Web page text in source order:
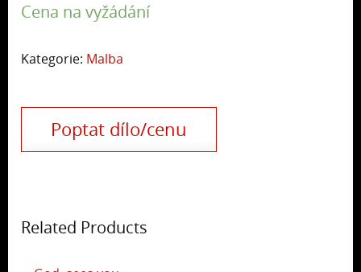
Cena na vyžádání
Kategorie: Malba
Poptat dílo/cenu
Related Products